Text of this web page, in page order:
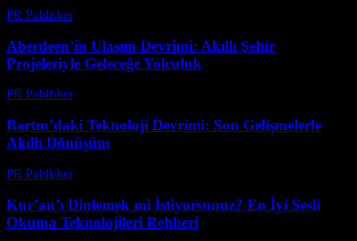
PR Publisher-
Aberdeen’in Ulaşım Devrimi: Akıllı Şehir
Projeleriyle Geleceğe Yolculuk
PR Publisher-
Bartın’daki Teknoloji Devrimi: Son Gelişmelerle
Akıllı Dönüşüm
PR Publisher-
Kur’an’ı Dinlemek mi İstiyorsunuz? En İyi Sesli
Okuma Teknolojileri Rehberi